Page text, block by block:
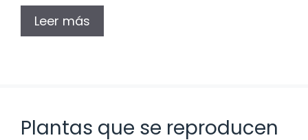
Leer más
Plantas que se reproducen